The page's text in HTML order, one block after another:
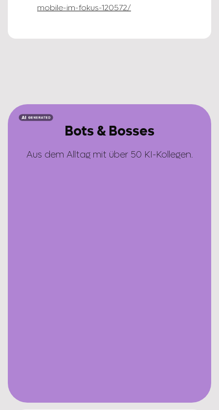
mobile-im-fokus-120572/
Bots & Bosses
Aus dem Alltag mit über 50 KI-Kollegen.